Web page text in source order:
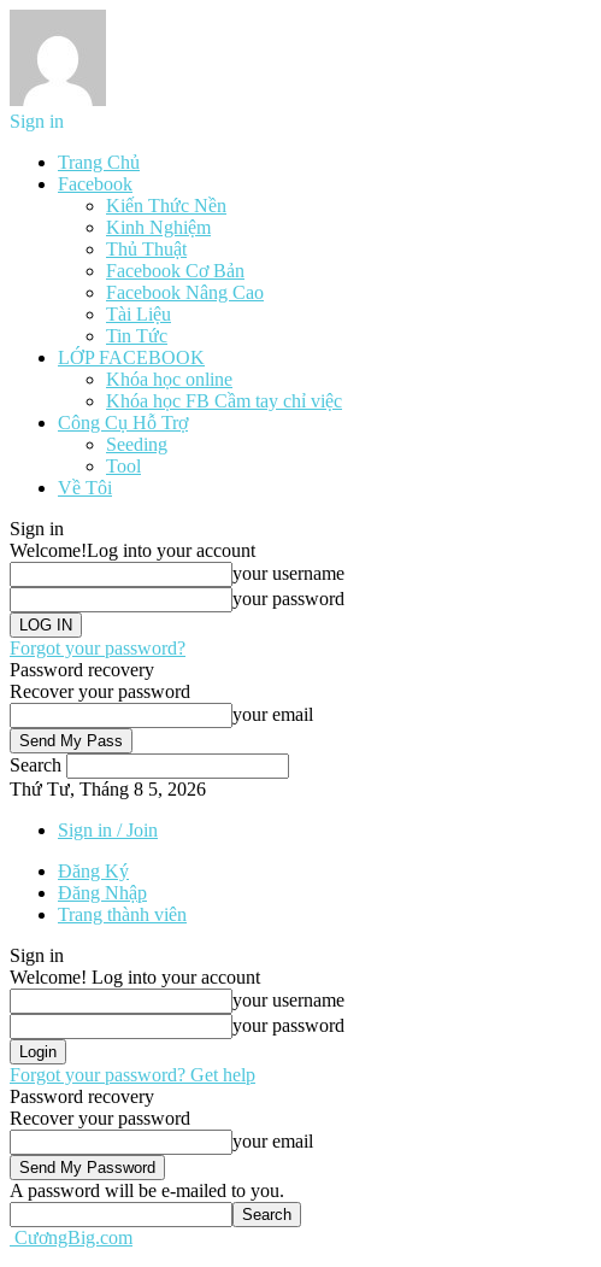
Sign in
Trang Chủ
Facebook
Kiến Thức Nền
Kinh Nghiệm
Thủ Thuật
Facebook Cơ Bản
Facebook Nâng Cao
Tài Liệu
Tin Tức
LỚP FACEBOOK
Khóa học online
Khóa học FB Cầm tay chỉ việc
Công Cụ Hỗ Trợ
Seeding
Tool
Về Tôi
Sign in
Welcome!Log into your account
your username
your password
Forgot your password?
Password recovery
Recover your password
your email
Search
Thứ Tư, Tháng 8 5, 2026
Sign in / Join
Đăng Ký
Đăng Nhập
Trang thành viên
Sign in
Welcome! Log into your account
your username
your password
Forgot your password? Get help
Password recovery
Recover your password
your email
A password will be e-mailed to you.
CươngBig.com